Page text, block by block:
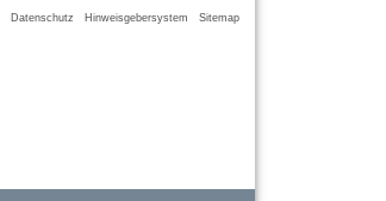
Datenschutz Hinweisgebersystem Sitemap